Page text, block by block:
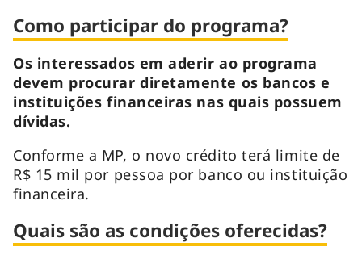
Como participar do programa?
Os interessados em aderir ao programa
devem procurar diretamente os bancos e
instituições financeiras nas quais possuem
dívidas.
Conforme a MP, o novo crédito terá limite de
R$ 15 mil por pessoa por banco ou instituição
financeira.
Quais são as condições oferecidas?